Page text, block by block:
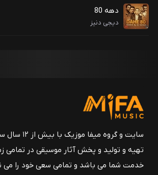
دهه 80
دیجی دنیز
سایت و گروه
تهیه و تولید و پخش آثار موسیقی در تمامی
خدمت شما می باشد و تمامی سعی خود را می